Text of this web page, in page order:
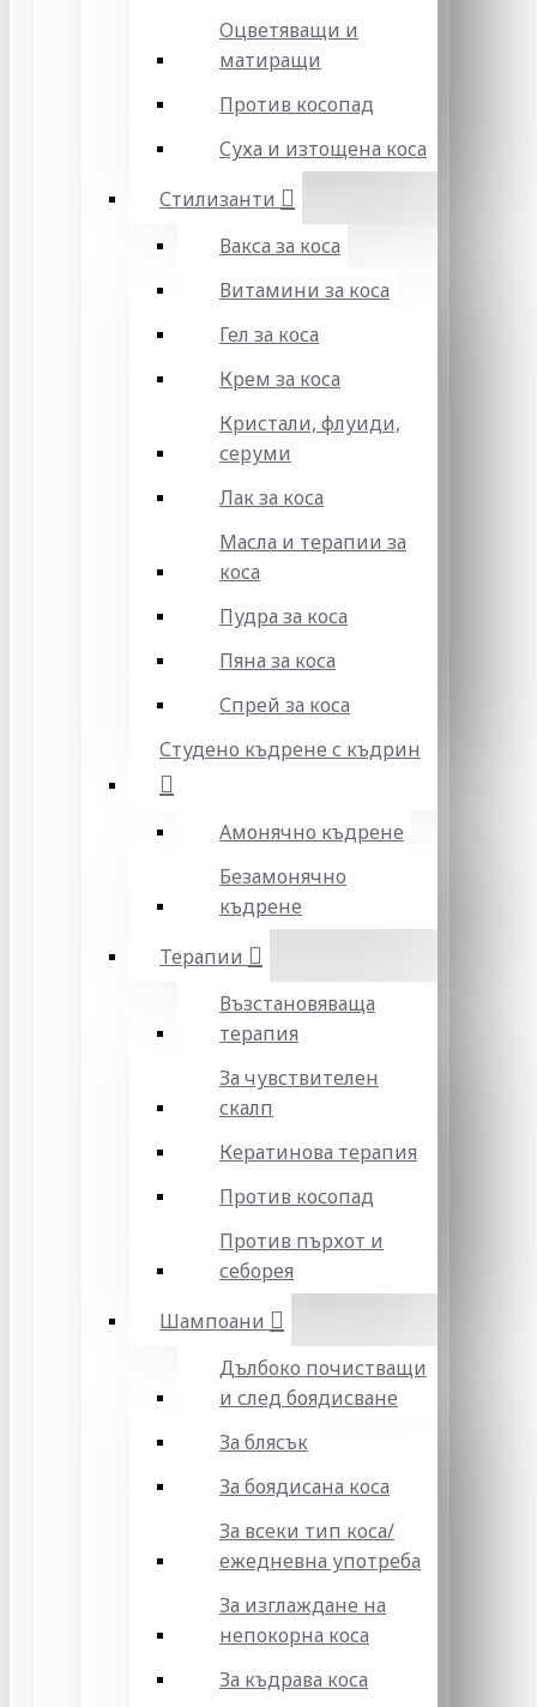
Оцветяващи и
матиращи
Против косопад
Суха и изтощена коса
Стилизанти
Вакса за коса
Витамини за коса
Гел за коса
Крем за коса
Кристали, флуиди,
серуми
Лак за коса
Масла и терапии за
коса
Пудра за коса
Пяна за коса
Спрей за коса
Студено къдрене с къдрин
Амонячно къдрене
Безамонячно
къдрене
Терапии
Възстановяваща
терапия
За чувствителен
скалп
Кератинова терапия
Против косопад
Против пърхот и
себорея
Шампоани
Дълбоко почистващи
и след боядисване
За блясък
За боядисана коса
За всеки тип коса/
ежедневна употреба
За изглаждане на
непокорна коса
За къдрава коса